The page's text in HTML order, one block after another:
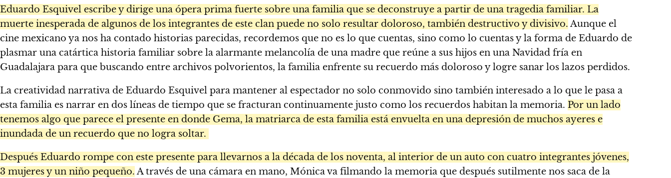
Eduardo Esquivel escribe y dirige una ópera prima fuerte sobre una familia que se deconstruye a partir de una tragedia familiar. La
muerte inesperada de algunos de los integrantes de este clan puede no solo resultar doloroso, también destructivo y divisivo. Aunque el
cine mexicano ya nos ha contado historias parecidas, recordemos que no es lo que cuentas, sino como lo cuentas y la forma de Eduardo de
plasmar una catártica historia familiar sobre la alarmante melancolía de una madre que reúne a sus hijos en una Navidad fría en
Guadalajara para que buscando entre archivos polvorientos, la familia enfrente su recuerdo más doloroso y logre sanar los lazos perdidos.
La creatividad narrativa de Eduardo Esquivel para mantener al espectador no solo conmovido sino también interesado a lo que le pasa a
esta familia es narrar en dos líneas de tiempo que se fracturan continuamente justo como los recuerdos habitan la memoria. Por un lado
tenemos algo que parece el presente en donde Gema, la matriarca de esta familia está envuelta en una depresión de muchos ayeres e
inundada de un recuerdo que no logra soltar.
Después Eduardo rompe con este presente para llevarnos a la década de los noventa, al interior de un auto con cuatro integrantes jóvenes,
3 mujeres y un niño pequeño. A través de una cámara en mano, Mónica va filmando la memoria que después sutilmente nos saca de la